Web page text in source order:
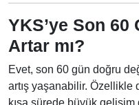
YKS’ye Son 60
Artar mı?
Evet, son 60 gün doğru
artış yaşanabilir. Özellikle
kısa sürede büyük gelişim